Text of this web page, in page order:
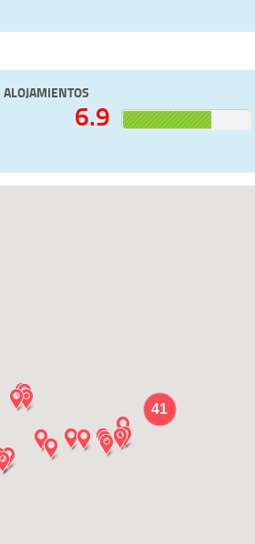
6.9
41